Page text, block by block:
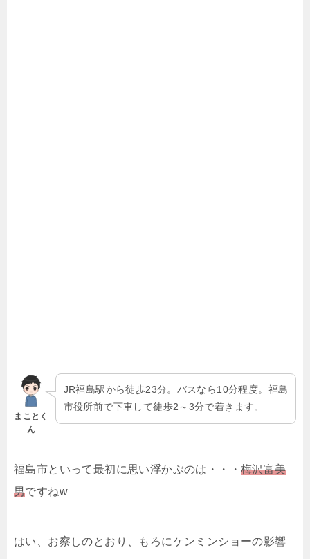
まことく
ん
JR福島駅から徒歩23分。バスなら10分程度。福島
市役所前で下車して徒歩2～3分で着きます。
福島市といって最初に思い浮かぶのは・・・ 梅沢富美
男ですねw
はい、お察しのとおり、もろにケンミンショーの影響